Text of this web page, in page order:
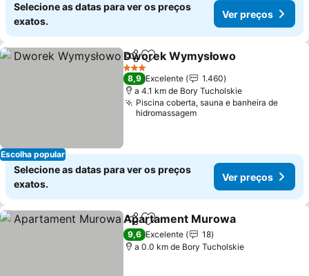
Selecione as datas para ver os preços
exatos.
Ver preços
Escolha popular
PartilharAdicionar aos favoritos
Dworek Wymysłowo
3 Estrelas
8,9 Excelente
1.460
a 4.1 km de Bory Tucholskie
Piscina coberta, sauna e banheira de
hidromassagem
Selecione as datas para ver os preços
exatos.
Ver preços
PartilharAdicionar aos favoritos
Apartament Murowa
9,6 Excelente
18
a 0.0 km de Bory Tucholskie